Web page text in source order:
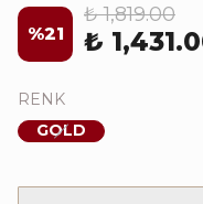
%21
₺ 1,819.00
₺
RENK
GOLD